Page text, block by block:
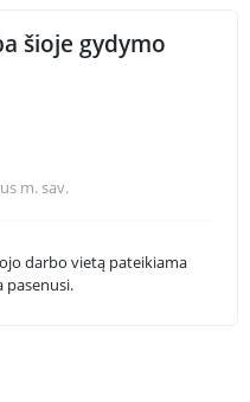
šioje gydymo
m. sav.
darbo vietą pateikiama